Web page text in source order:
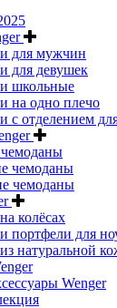
для мужчин
для девушек
школьные
на одно плечо
с отделением
чемоданы
чемоданы
колёсах
портфели для
натуральной
Wenger